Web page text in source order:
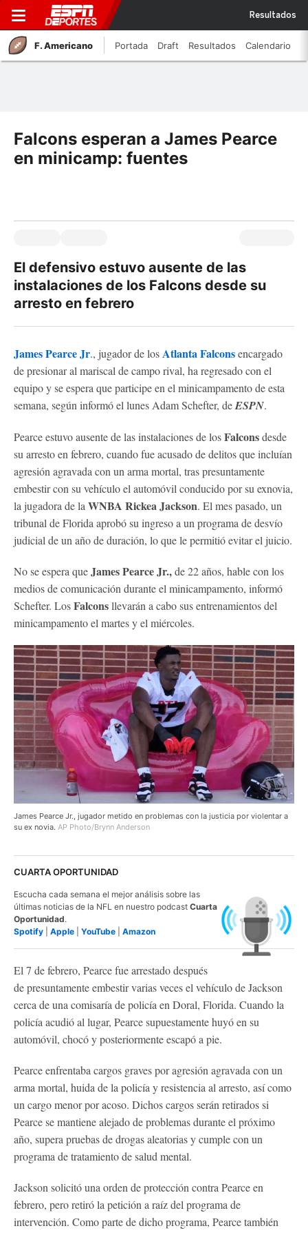
Resultados
F. Americano Portada Draft Resultados Calendario
Falcons esperan a James Pearce
en minicamp: fuentes
El defensivo estuvo ausente de las
instalaciones de los Falcons desde su
arresto en febrero
James Pearce Jr., jugador de losAtlanta Falconsencargado
de presionar al mariscal de campo rival, ha regresado con el
equipo y se espera que participe en el minicampamento de esta
semana, según informó el lunes Adam Schefter, deESPN.
Pearce estuvo ausente de las instalaciones de losFalconsdesde
su arresto en febrero, cuando fue acusado de delitos que incluían
agresión agravada con un arma mortal, tras presuntamente
embestir con su vehículo el automóvil conducido por su exnovia,
la jugadora de la WNBA Rickea Jackson. El mes pasado, un
tribunal de Florida aprobó su ingreso a un programa de desvío
judicial de un año de duración, lo que le permitió evitar el juicio.
No se espera queJames Pearce Jr.,de 22 años, hable con los
medios de comunicación durante el minicampamento, informó
Schefter. LosFalconsllevarán a cabo sus entrenamientos del
minicampamento el martes y el miércoles.
James Pearce Jr., jugador metido en problemas con la justicia por violentar a
su ex novia. AP Photo/Brynn Anderson
CUARTA OPORTUNIDAD
Escucha cada semana el mejor análisis sobre las
últimas noticias de la NFL en nuestro podcast Cuarta
Oportunidad.
Spotify
Apple YouTube Amazon
El 7 de febrero, Pearce fue arrestado después
de presuntamente embestir varias veces el vehículo de Jackson
cerca de una comisaría de policía en Doral, Florida. Cuando la
policía acudió al lugar, Pearce supuestamente huyó en su
automóvil, chocó y posteriormente escapó a pie.
Pearce enfrentaba cargos graves por agresión agravada con un
arma mortal, huida de la policía y resistencia al arresto, así como
un cargo menor por acoso. Dichos cargos serán retirados si
Pearce se mantiene alejado de problemas durante el próximo
año, supera pruebas de drogas aleatorias y cumple con un
programa de tratamiento de salud mental.
Jackson solicitó una orden de protección contra Pearce en
febrero, pero retiró la petición a raíz del programa de
intervención. Como parte de dicho programa, Pearce también